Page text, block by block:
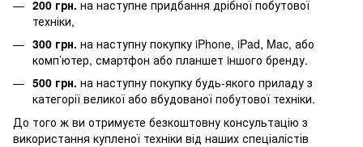
200 грн. на наступне придбання дрібної побутової
техніки,
300 грн. на наступну покупку iPhone, iPad, Mac, або
комп’ютер, смартфон або планшет iншого бренду.
500 грн. на наступну покупку будь-якого приладу з
категорії великої або вбудованої побутової техніки.
До того ж ви отримуєте безкоштовну консультацію з
використання купленої техніки від наших спеціалістів